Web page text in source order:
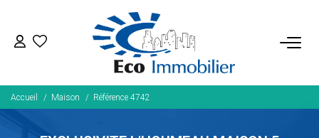
ACHETER
Tous Nos Biens
Accueil Maison Référence 4742